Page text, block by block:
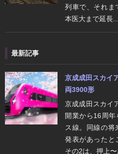
列車で、それま
本医大まで延長...
最新記事
京成成田スカイ
両3900形
京成成田スカイ
開業から16周
ス線。同線の将
発表があったと
その2は、押上